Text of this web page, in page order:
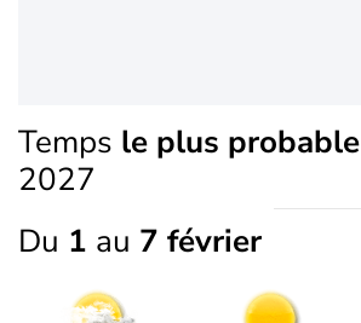
Temps le plus probable
2027
Du 1 au 7 février